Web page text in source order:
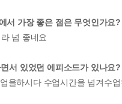
서 가장 좋은 점은 무엇인가요?
넘 좋네요
서 있었던 에피소드가 있나요?
을하시다 수업시간을 넘겨수